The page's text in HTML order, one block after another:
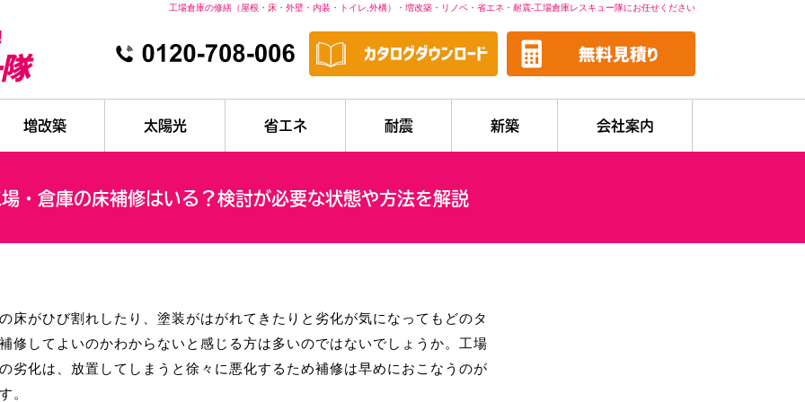
工場倉庫の修繕（屋根・床・外壁・内装・トイレ,外構）・増改築・リノベ・省エネ・耐震-工場倉庫レスキュー隊にお任せください
増改築 太陽光 省エネ 耐震 新築 会社案内
・倉庫の床補修はいる？検討が必要な状態や方法を解説
床がひび割れしたり、塗装がはがれてきたりと劣化が気になってもどのタ
修してよいのかわからないと感じる方は多いのではないでしょうか。工場
劣化は、放置してしまうと徐々に悪化するため補修は早めにおこなうのが
。